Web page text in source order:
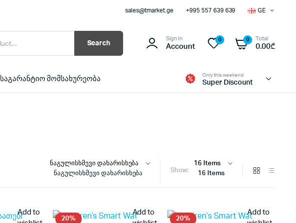
sales@tmarket.ge +995 557 639 639 GE
Search
Sign In
Account
0 0 Total
0.00₾
საგარანტიო მომსახურეობა
Only this weekend
Super Discount
ნაგულისხმევი დახარისხება Show: 16 Items
Add to
20%
Add to
20%
Add to